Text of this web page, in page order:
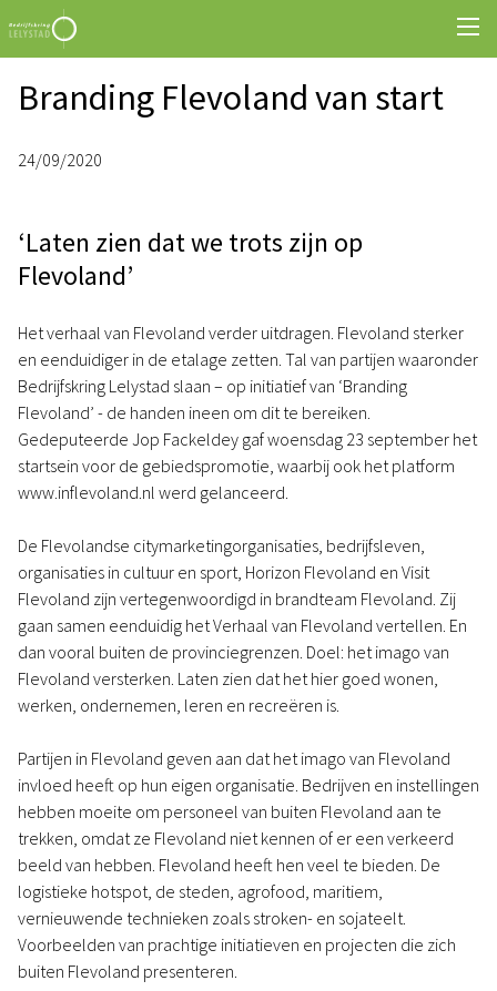
Branding Flevoland van start
24/09/2020
‘Laten zien dat we trots zijn op
Flevoland’
Het verhaal van Flevoland verder uitdragen. Flevoland sterker
en eenduidiger in de etalage zetten. Tal van partijen waaronder
Bedrijfskring Lelystad slaan – op initiatief van ‘Branding
Flevoland’ - de handen ineen om dit te bereiken.
Gedeputeerde Jop Fackeldey gaf woensdag 23 september het
startsein voor de gebiedspromotie, waarbij ook het platform
www.inflevoland.nl werd gelanceerd.
De Flevolandse citymarketingorganisaties, bedrijfsleven,
organisaties in cultuur en sport, Horizon Flevoland en Visit
Flevoland zijn vertegenwoordigd in brandteam Flevoland. Zij
gaan samen eenduidig het Verhaal van Flevoland vertellen. En
dan vooral buiten de provinciegrenzen. Doel: het imago van
Flevoland versterken. Laten zien dat het hier goed wonen,
werken, ondernemen, leren en recreëren is.
Partijen in Flevoland geven aan dat het imago van Flevoland
invloed heeft op hun eigen organisatie. Bedrijven en instellingen
hebben moeite om personeel van buiten Flevoland aan te
trekken, omdat ze Flevoland niet kennen of er een verkeerd
beeld van hebben. Flevoland heeft hen veel te bieden. De
logistieke hotspot, de steden, agrofood, maritiem,
vernieuwende technieken zoals stroken- en sojateelt.
Voorbeelden van prachtige initiatieven en projecten die zich
buiten Flevoland presenteren.